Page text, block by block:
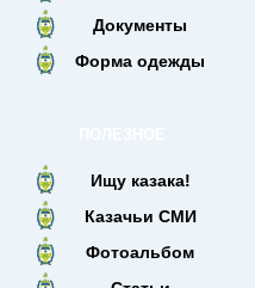
Документы
Форма одежды
Ищу казака!
Казачьи СМИ
Фотоальбом